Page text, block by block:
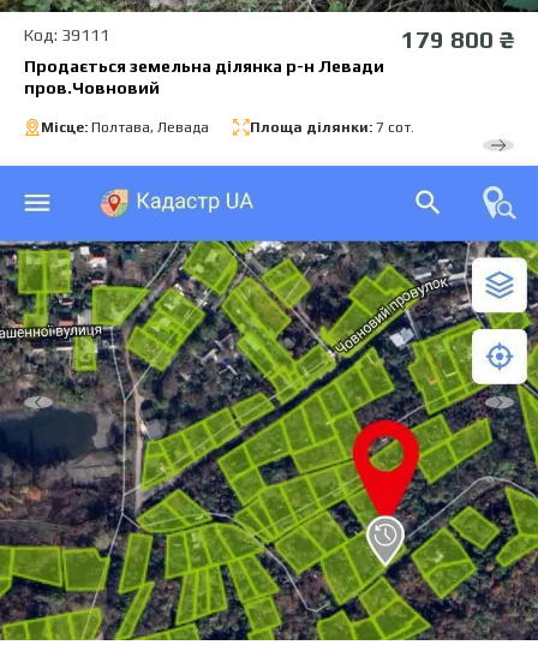
Код: 39111 179 800 ₴
Продається земельна ділянка р-н Левади
пров.Човновий
Місце: Полтава, Левада Площа ділянки: 7 сот.